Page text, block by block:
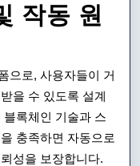
작동 원
으로, 사용자들이 거
을 수 있도록 설계
록체인 기술과 스
충족하면 자동으로
성을 보장합니다.